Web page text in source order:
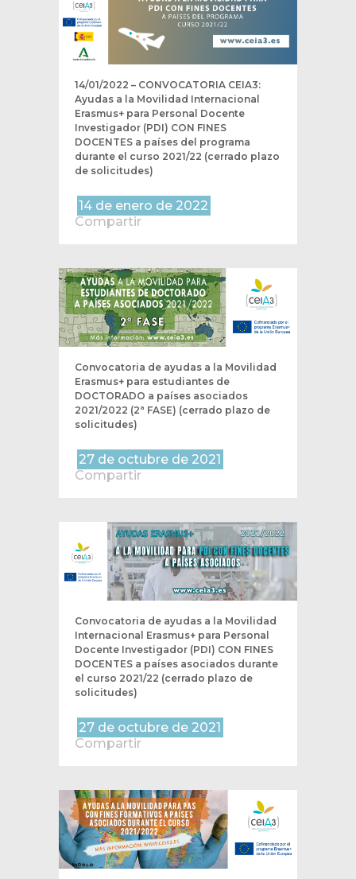
14/01/2022 – CONVOCATORIA CEIA3:
Ayudas a la Movilidad Internacional
Erasmus+ para Personal Docente
Investigador (PDI) CON FINES
DOCENTES a países del programa
durante el curso 2021/22 (cerrado plazo
de solicitudes)
14 de enero de 2022
Compartir
Convocatoria de ayudas a la Movilidad
Erasmus+ para estudiantes de
DOCTORADO a países asociados
2021/2022 (2ª FASE) (cerrado plazo de
solicitudes)
27 de octubre de 2021
Compartir
Convocatoria de ayudas a la Movilidad
Internacional Erasmus+ para Personal
Docente Investigador (PDI) CON FINES
DOCENTES a países asociados durante
el curso 2021/22 (cerrado plazo de
solicitudes)
27 de octubre de 2021
Compartir